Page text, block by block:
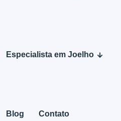
Especialista em Joelho
Blog Contato